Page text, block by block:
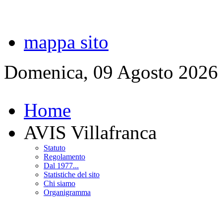
mappa sito
Domenica, 09 Agosto 2026
Home
AVIS Villafranca
Statuto
Regolamento
Dal 1977...
Statistiche del sito
Chi siamo
Organigramma